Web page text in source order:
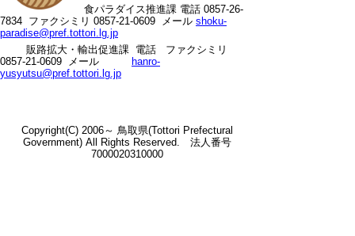
へ
の
食パラダイス推進課 電話 0857-26-
7834 ファクシミリ 0857-21-0609 メール shoku-
paradise@pref.tottori.lg.jp
販路拡大・輸出促進課 電話
ファクシミリ
0857-21-0609 メール
hanro-
yusyutsu@pref.tottori.lg.jp
Copyright(C) 2006～ 鳥取県(Tottori Prefectural
Government) All Rights Reserved. 法人番号
7000020310000